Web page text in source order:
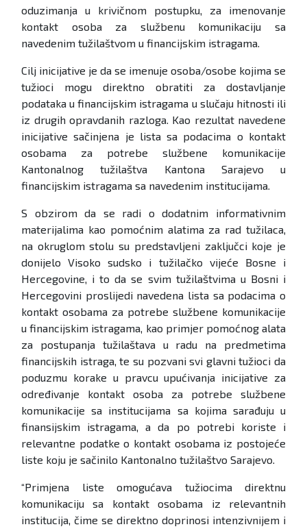
oduzimanja u krivičnom postupku, za imenovanje
kontakt osoba za službenu komunikaciju sa
navedenim tužilaštvom u financijskim istragama.
Cilj inicijative je da se imenuje osoba/osobe kojima se
tužioci mogu direktno obratiti za dostavljanje
podataka u financijskim istragama u slučaju hitnosti ili
iz drugih opravdanih razloga. Kao rezultat navedene
inicijative sačinjena je lista sa podacima o kontakt
osobama za potrebe službene komunikacije
Kantonalnog tužilaštva Kantona Sarajevo u
financijskim istragama sa navedenim institucijama.
S obzirom da se radi o dodatnim informativnim
materijalima kao pomoćnim alatima za rad tužilaca,
na okruglom stolu su predstavljeni zaključci koje je
donijelo Visoko sudsko i tužilačko vijeće Bosne i
Hercegovine, i to da se svim tužilaštvima u Bosni i
Hercegovini proslijedi navedena lista sa podacima o
kontakt osobama za potrebe službene komunikacije
u financijskim istragama, kao primjer pomoćnog alata
za postupanja tužilaštava u radu na predmetima
financijskih istraga, te su pozvani svi glavni tužioci da
poduzmu korake u pravcu upućivanja inicijative za
određivanje kontakt osoba za potrebe službene
komunikacije sa institucijama sa kojima sarađuju u
finansijskim istragama, a da po potrebi koriste i
relevantne podatke o kontakt osobama iz postojeće
liste koju je sačinilo Kantonalno tužilaštvo Sarajevo.
“Primjena liste omogućava tužiocima direktnu
komunikaciju sa kontakt osobama iz relevantnih
institucija, čime se direktno doprinosi intenzivnijem i